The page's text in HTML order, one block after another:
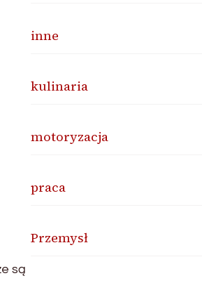
są
inne
kulinaria
motoryzacja
praca
Przemysł